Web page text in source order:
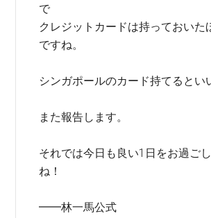
で
クレジットカードは持っておいた
ですね。
シンガポールのカード持てるとい
また報告します。
それでは今日も良い1日をお過ご
ね！
━━林一馬公式